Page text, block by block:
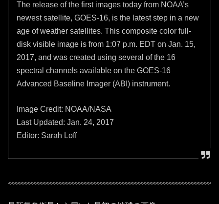
The release of the first images today from NOAA’s
newest satellite, GOES-16, is the latest step in a new
age of weather satellites. This composite color full-
disk visible image is from 1:07 p.m. EDT on Jan. 15,
2017, and was created using several of the 16
spectral channels available on the GOES-16
Advanced Baseline Imager (ABI) instrument.
Image Credit: NOAA/NASA
Last Updated: Jan. 24, 2017
Editor: Sarah Loff